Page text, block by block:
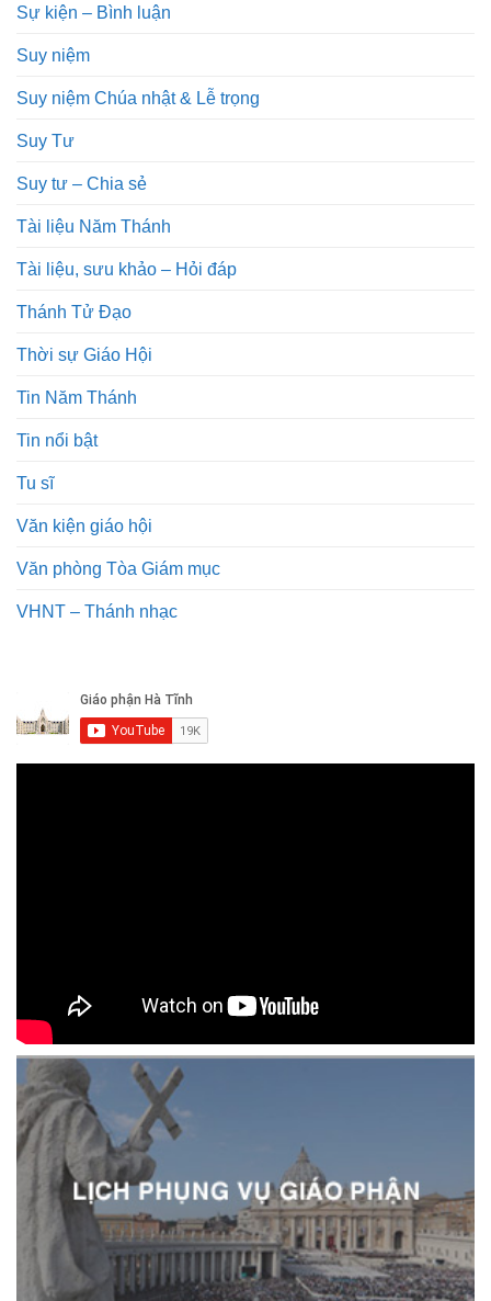
Sự kiện – Bình luận
Suy niệm
Suy niệm Chúa nhật & Lễ trọng
Suy Tư
Suy tư – Chia sẻ
Tài liệu Năm Thánh
Tài liệu, sưu khảo – Hỏi đáp
Thánh Tử Đạo
Thời sự Giáo Hội
Tin Năm Thánh
Tin nổi bật
Tu sĩ
Văn kiện giáo hội
Văn phòng Tòa Giám mục
VHNT – Thánh nhạc